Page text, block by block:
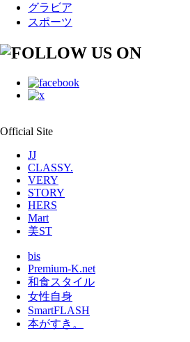
グラビア
スポーツ
Official Site
JJ
CLASSY.
VERY
STORY
HERS
Mart
美ST
bis
Premium-K.net
和食スタイル
女性自身
SmartFLASH
本がすき。